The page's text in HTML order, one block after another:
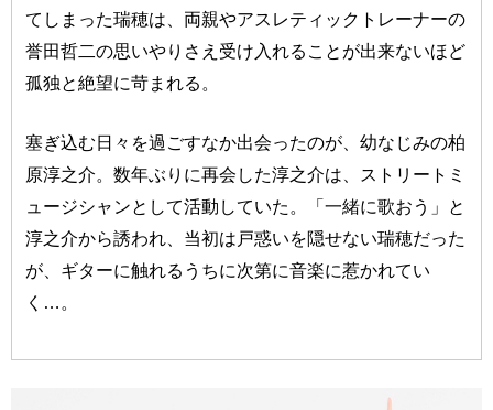
てしまった瑞穂は、両親やアスレティックトレーナーの
誉田哲二の思いやりさえ受け入れることが出来ないほど
孤独と絶望に苛まれる。
塞ぎ込む日々を過ごすなか出会ったのが、幼なじみの柏
原淳之介。数年ぶりに再会した淳之介は、ストリートミ
ュージシャンとして活動していた。「一緒に歌おう」と
淳之介から誘われ、当初は戸惑いを隠せない瑞穂だった
が、ギターに触れるうちに次第に音楽に惹かれてい
く…。